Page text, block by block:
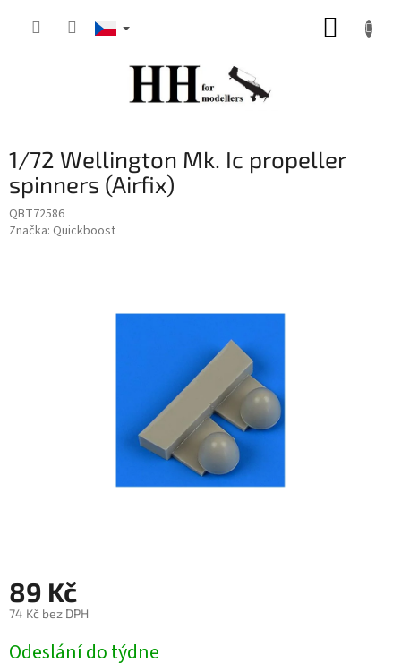
1/72 Wellington Mk. Ic propeller
spinners (Airfix)
QBT72586
Značka: Quickboost
89 Kč
74 Kč bez DPH
cena:
Odeslání do týdne